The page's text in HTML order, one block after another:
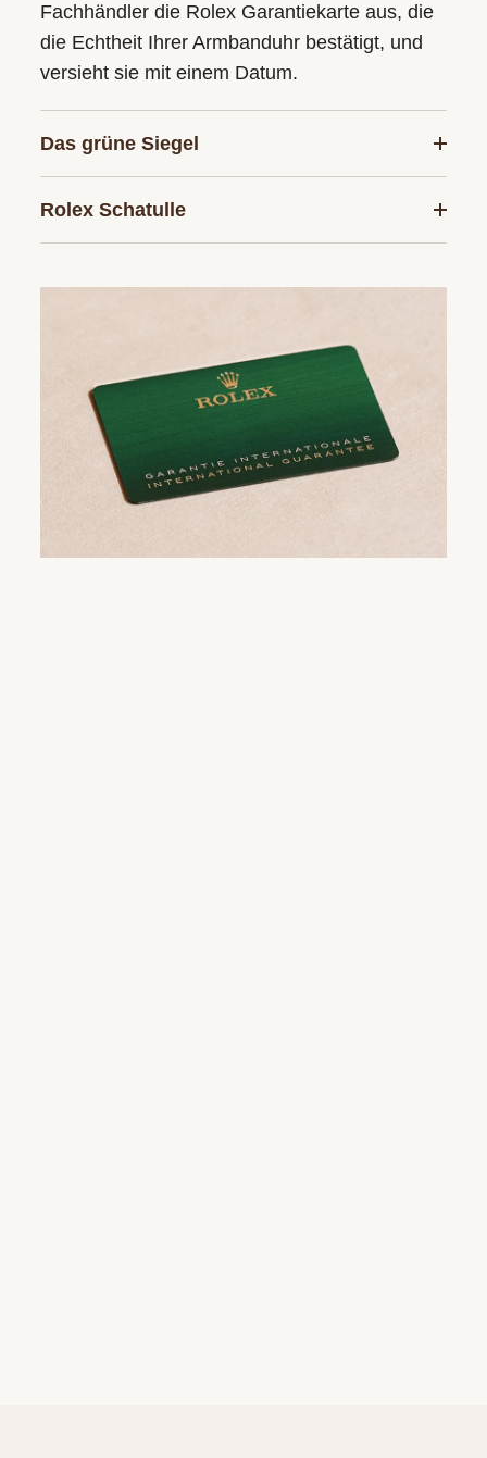
Fachhändler die Rolex Garantiekarte aus, die
die Echtheit Ihrer Armbanduhr bestätigt, und
versieht sie mit einem Datum.
Das grüne Siegel
Rolex Schatulle